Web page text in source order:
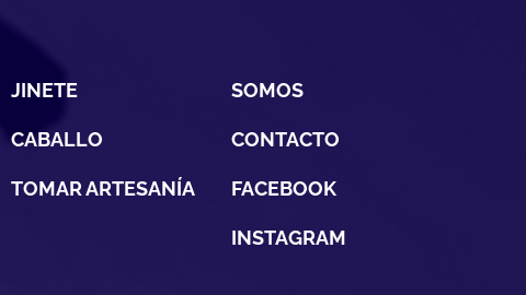
JINETE
CABALLO
TOMAR ARTESANÍA
SOMOS
CONTACTO
FACEBOOK
INSTAGRAM